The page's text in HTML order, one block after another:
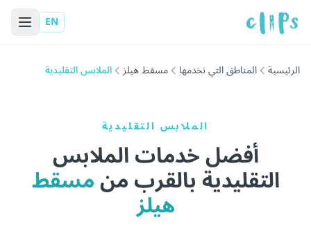
EN
الرئيسية المناطق التي نخدمها مسقط هيلز الملابس التقليدية
الملابس التقليدية
أفضل خدمات الملابس
التقليدية بالقرب منمسقط
هيلز